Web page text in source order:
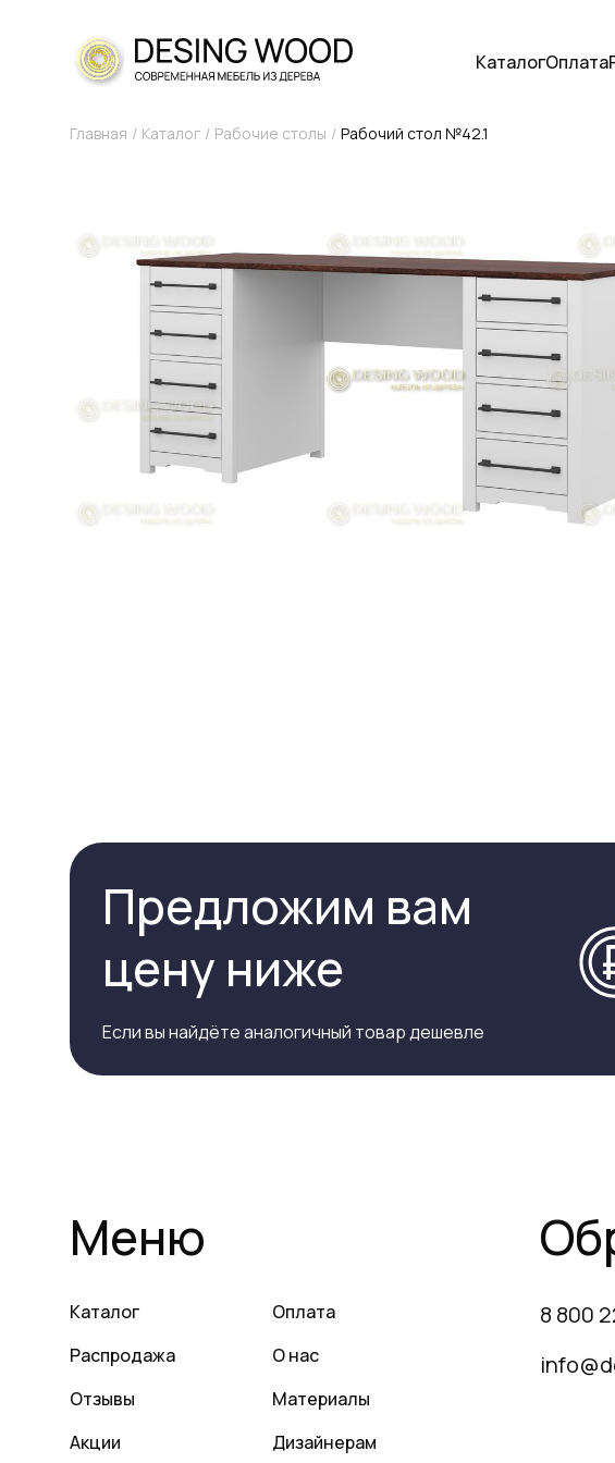
КаталогОплата
Главная Каталог Рабочие столы Рабочий стол №42.1
Предложим вам
цену ниже
Если вы найдёте аналогичный товар дешевле
Меню
Каталог
Распродажа
Отзывы
Акции
Оплата
О нас
Материалы
Дизайнерам
8 800